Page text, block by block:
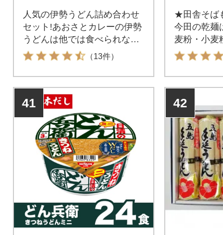
人気の伊勢うどん詰め合わせ
セット!あおさとカレーの伊勢
うどんは他では食べられない!
ギフトにもおすすめ
（13件）
★田舎そば
今田の乾麺
麦粉・小麦
り、独自の
られたおい
元、山形県
が育んだ長
けてきた味
ださい。
41 42